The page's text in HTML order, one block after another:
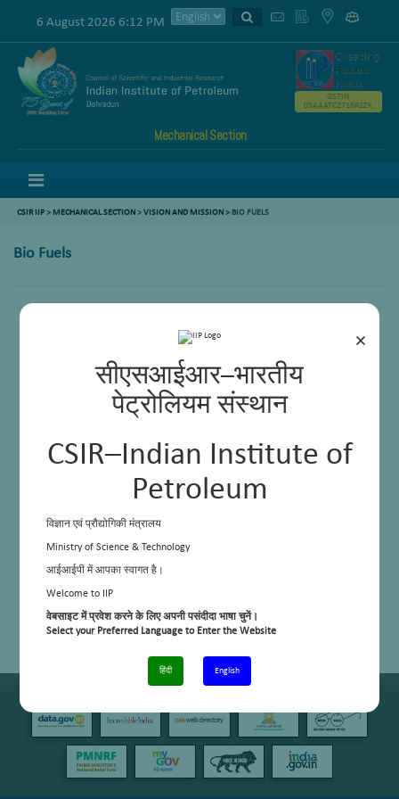
×
सीएसआईआर–भारतीय
पेट्रोलियम संस्थान
CSIR–Indian Institute of
Petroleum
विज्ञान एवं प्रौद्योगिकी मंत्रालय
Ministry of Science & Technology
आईआईपी में आपका स्वागत है।
Welcome to IIP
वेबसाइट में प्रवेश करने के लिए अपनी पसंदीदा भाषा चुनें।
Select your Preferred Language to Enter the Website
हिंदी English
6 August 2026 6:12 PM
Mechanical Section
GSTIN
05AAATC2716R2ZK
CSIR IIP> MECHANICAL SECTION>VISION AND MISSION> BIO FUELS
Bio Fuels